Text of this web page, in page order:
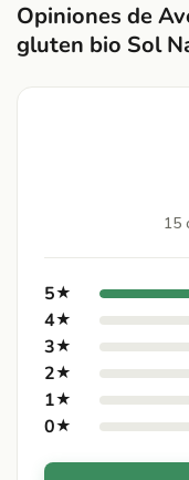
Opiniones de
gluten bio Sol
15
5★
4★
3★
2★
1★
0★